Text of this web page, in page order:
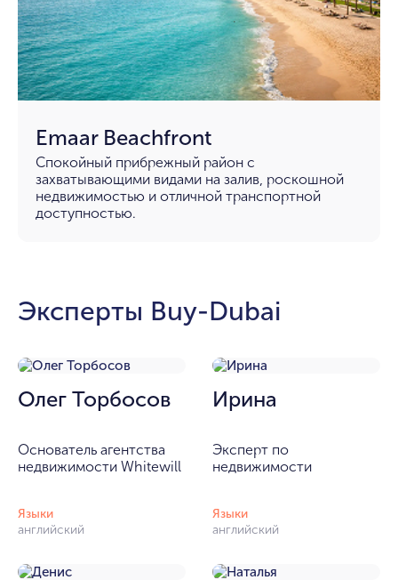
Emaar Beachfront
Спокойный прибрежный район с
захватывающими видами на залив, роскошной
недвижимостью и отличной транспортной
доступностью.
Эксперты Buy-Dubai
Олег Торбосов
Основатель агентства
недвижимости Whitewill
Языки
английский
Ирина
Эксперт по
недвижимости
Языки
английский